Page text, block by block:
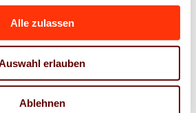
Alle zulassen
Auswahl erlauben
Ablehnen
2025 (7)
2025 (6)